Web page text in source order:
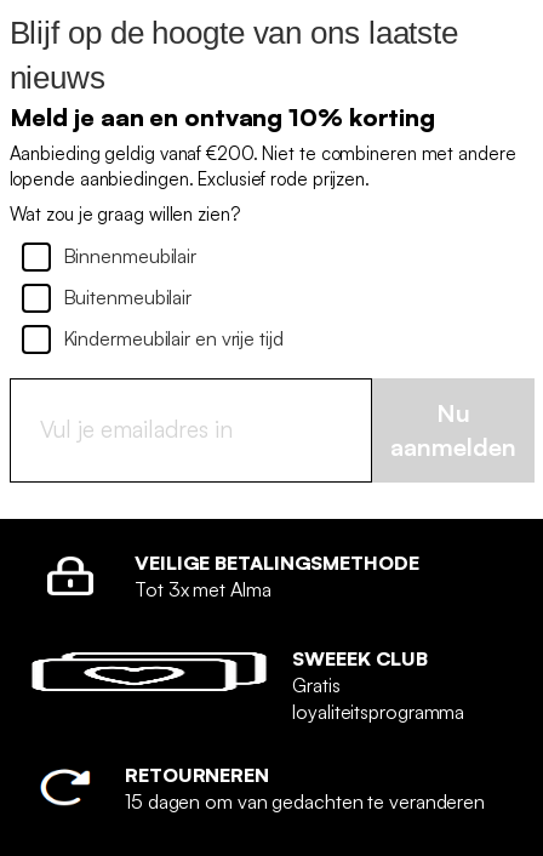
Blijf op de hoogte van ons laatste
nieuws
Meld je aan en ontvang 10% korting
Aanbieding geldig vanaf €200. Niet te combineren met andere
lopende aanbiedingen. Exclusief rode prijzen.
Wat zou je graag willen zien?
Binnenmeubilair
Buitenmeubilair
Kindermeubilair en vrije tijd
Nu
aanmelden
VEILIGE BETALINGSMETHODE
Tot 3x met Alma
SWEEEK CLUB
Gratis
loyaliteitsprogramma
RETOURNEREN
15 dagen om van gedachten te veranderen